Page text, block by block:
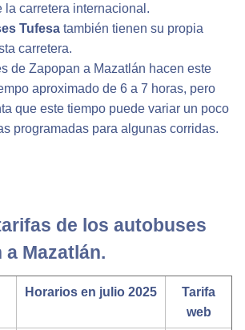
la carretera internacional.
Tufesa también tienen su propia
carretera.
de Zapopan a Mazatlán hacen este
aproximado de 6 a 7 horas, pero
que este tiempo puede variar un poco
programadas para algunas corridas.
de los autobuses
a Mazatlán.
Horarios en julio 2025
Tarifa
web